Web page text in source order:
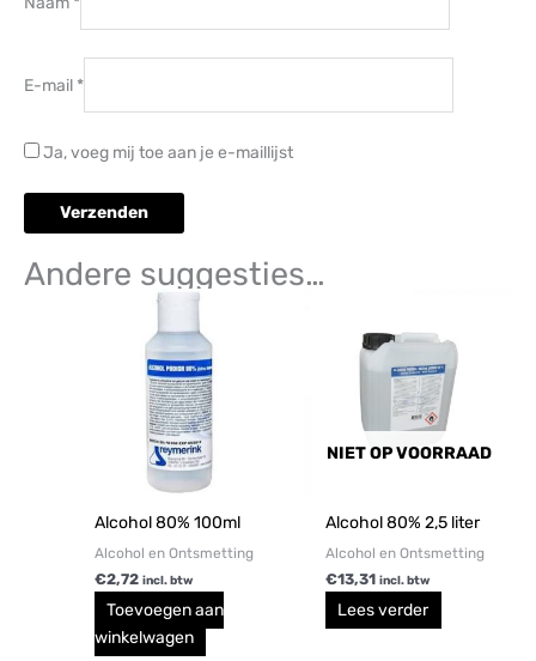
E-mail *
Ja, voeg mij toe aan je e-maillijst
Andere suggesties…
Alcohol 80% 100ml
Alcohol en Ontsmetting
€2,72 incl. btw
Toevoegen aan
winkelwagen
NIET OP VOORRAAD
Alcohol 80% 2,5 liter
Alcohol en Ontsmetting
€13,31 incl. btw
Lees verder